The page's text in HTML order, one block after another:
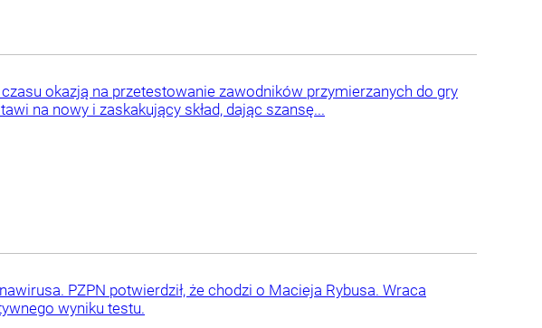
okazją na przetestowanie zawodników przymierzanych do gry
na nowy i zaskakujący skład, dając szansę...
PZPN potwierdził, że chodzi o Macieja Rybusa. Wraca
wyniku testu.